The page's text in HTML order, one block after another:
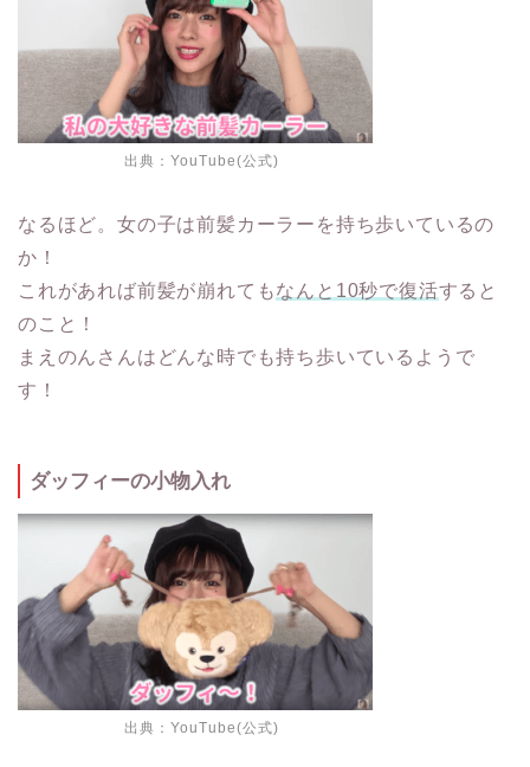
出典： YouTube(公式)
なるほど。女の子は前髪カーラーを持ち歩いているの
か！
これがあれば前髪が崩れてもなんと10秒で復活すると
のこと！
まえのんさんはどんな時でも持ち歩いているようで
す！
ダッフィーの小物入れ
出典： YouTube(公式)